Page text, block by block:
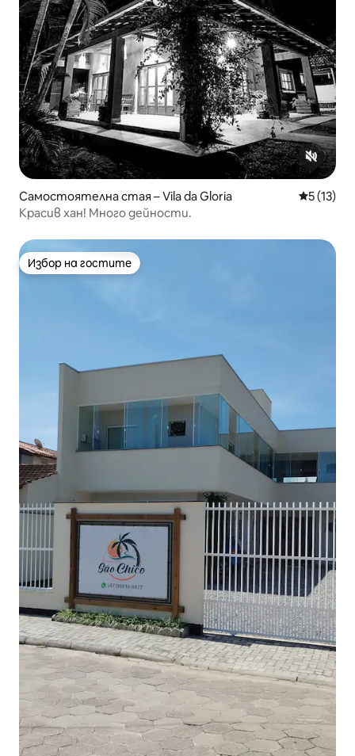
Самостоятелна стая – Vila da Gloria Средна
5 (13)
Красив хан! Много дейности.
Избор на гостите
Избор на гостите